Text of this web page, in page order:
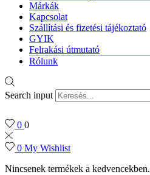
Márkák
Kapcsolat
Szállítási és fizetési tájékoztató
GYIK
Felrakási útmutató
Rólunk
Search input
0 0
0 My Wishlist
Nincsenek termékek a kedvencekben.